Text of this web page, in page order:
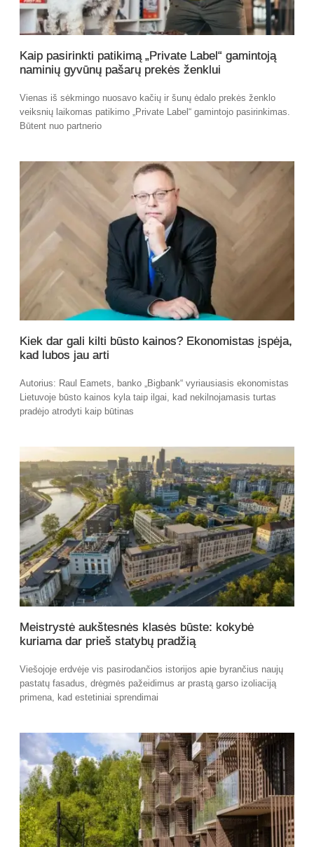
Kaip pasirinkti patikimą „Private Label“ gamintoją
naminių gyvūnų pašarų prekės ženklui
Vienas iš sėkmingo nuosavo kačių ir šunų ėdalo prekės ženklo
veiksnių laikomas patikimo „Private Label“ gamintojo pasirinkimas.
Būtent nuo partnerio
Kiek dar gali kilti būsto kainos? Ekonomistas įspėja,
kad lubos jau arti
Autorius: Raul Eamets, banko „Bigbank“ vyriausiasis ekonomistas
Lietuvoje būsto kainos kyla taip ilgai, kad nekilnojamasis turtas
pradėjo atrodyti kaip būtinas
Meistrystė aukštesnės klasės būste: kokybė
kuriama dar prieš statybų pradžią
Viešojoje erdvėje vis pasirodančios istorijos apie byrančius naujų
pastatų fasadus, drėgmės pažeidimus ar prastą garso izoliaciją
primena, kad estetiniai sprendimai